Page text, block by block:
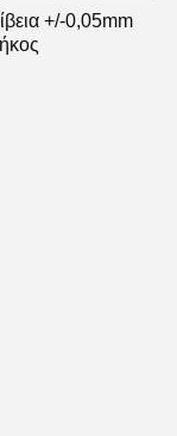
+/-0,05mm